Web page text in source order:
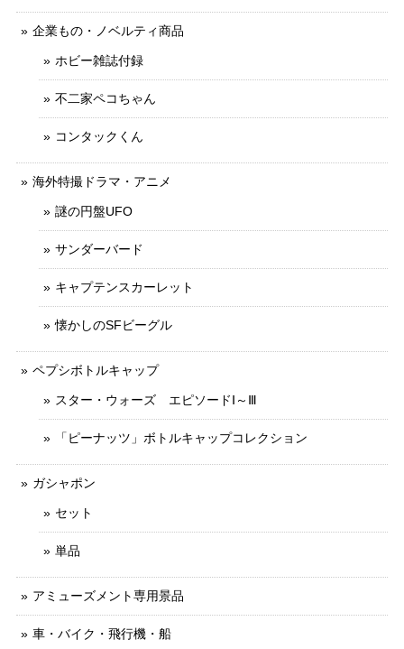
企業もの・ノベルティ商品
ホビー雑誌付録
不二家ペコちゃん
コンタックくん
海外特撮ドラマ・アニメ
謎の円盤UFO
サンダーバード
キャプテンスカーレット
懐かしのSFビーグル
ペプシボトルキャップ
スター・ウォーズ エピソードⅠ～Ⅲ
「ピーナッツ」ボトルキャップコレクション
ガシャポン
セット
単品
アミューズメント専用景品
車・バイク・飛行機・船